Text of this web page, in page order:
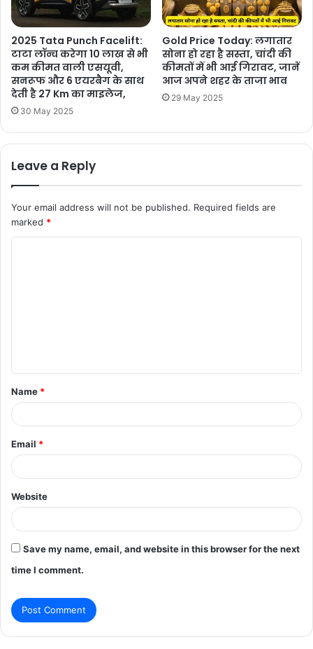
2025 Tata Punch Facelift:
टाटा लॉन्च करेगा 10 लाख से भी
कम कीमत वाली एसयूवी,
सनरूफ और 6 एयरबैग के साथ
देती है 27 Km का माइलेज,
30 May 2025
Gold Price Today: लगातार
सोना हो रहा है सस्ता, चांदी की
कीमतों में भी आई गिरावट, जानें
आज अपने शहर के ताजा भाव
29 May 2025
Leave a Reply
Your email address will not be published. Required fields are
marked *
t
*
Name *
Email *
Website
Save my name, email, and website in this browser for the next
time I comment.